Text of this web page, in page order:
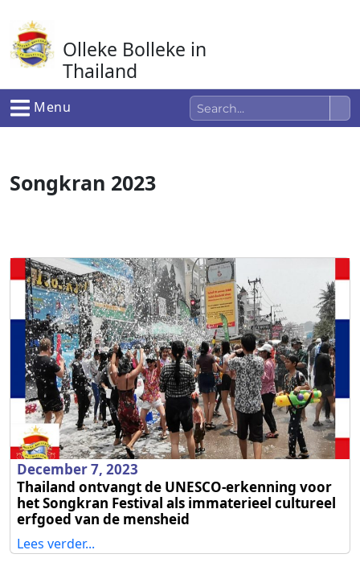
naar
de
inhoud
Olleke Bolleke in
Thailand
In Thailand
Menu
Songkran 2023
December 7, 2023
Thailand ontvangt de UNESCO-erkenning voor
het Songkran Festival als immaterieel cultureel
erfgoed van de mensheid
Lees verder...